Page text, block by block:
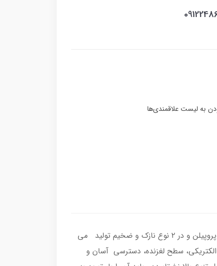
نخ تابیده یک کالای مهم و اساسی در صنایع بسته بندی، کشاورزی و… است. این نخ از ۲ ماده اولیه پلی اتیلن و پلی پروپیلن و در ۲ نوع نازک و ضخیم تولید می
الکتریکی، سطح لغزنده، دسترسی آسان و